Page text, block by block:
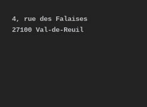
4, rue des Falaises
27100 Val-de-Reuil